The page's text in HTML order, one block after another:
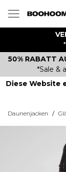
50% RABATT
*Sale &
Diese Website
Daunenjacken /